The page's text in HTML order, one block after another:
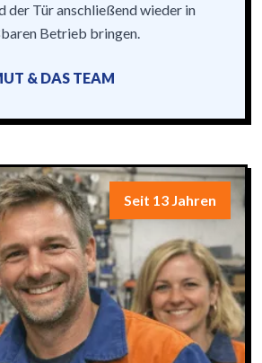
der Tür anschließend wieder in
Betrieb bringen.
& DAS TEAM
Seit 13 Jahren